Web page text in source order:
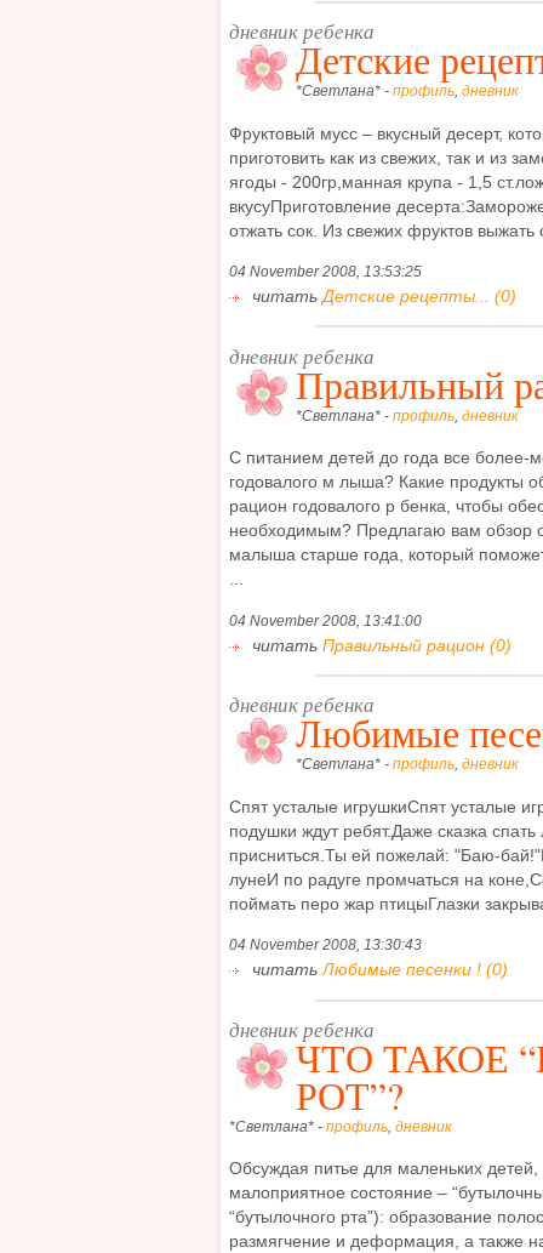
дневник ребенка
Детские
*Светлана* - профиль, дневник
Фруктовый мусс – вкусный десерт,
приготовить как из свежих, так и из
ягоды - 200гр,манная крупа - 1,5
вкусуПриготовление
отжать сок. Из свежих фруктов выжать
04 November 2008, 13:53:25
читать Детские рецепты... (0)
дневник ребенка
Правильный
*Светлана* - профиль, дневник
С питанием детей до года все более-
годовалого м лыша? Какие продукты
рацион годовалого р бенка, чтобы
необходимым? Предлагаю вам обзор
малыша старше года, который
...
04 November 2008, 13:41:00
читать Правильный рацион (0)
дневник ребенка
Любимые
*Светлана* - профиль, дневник
Спят усталые игрушкиСпят усталые
подушки ждут ребят.Даже сказка
присниться.Ты ей пожелай: "Баю-
лунеИ по радуге промчаться на
поймать перо жар птицыГлазки
04 November 2008, 13:30:43
читатьЛюбимые песенки ! (0)
дневник ребенка
ЧТО ТАКОЕ
РОТ”?
*Светлана* - профиль, дневник
Обсуждая питье для маленьких
малоприятное состояние –
“бутылочного рта”): образование
размягчение и деформация, а также